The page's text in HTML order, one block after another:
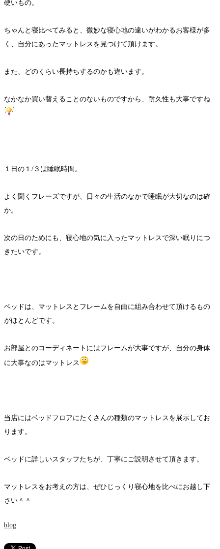
硬いもの。
ちゃんと寝比べてみると、微妙な寝心地の違いがわかるお客様が多
く、自分にあったマットレスを見つけて頂けます。
また、どのくらい長持ちするのかも違います。
なかなか買い替えることのないものですから、耐久性も大事ですね
１日の１/３は睡眠時間。
よく聞くフレーズですが、日々の生活のなかで睡眠が大切なのは確
か。
次の日のためにも、寝心地の気に入ったマットレスで深い眠りにつ
きたいです。
ベッドは、マットレスとフレームを自由に組み合わせて頂けるもの
がほとんどです。
お部屋とのコーディネートにはフレームが大事ですが、自分の身体
に大事なのはマットレス
当店にはベッドフロアにたくさんの種類のマットレスを展示してお
ります。
ベッドに詳しいスタッフたちが、丁寧にご説明させて頂きます。
マットレスをお考えの方は、ぜひじっくり寝心地を比べにお越し下
さい＾＾
blog